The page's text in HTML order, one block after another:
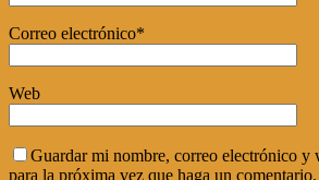
Correo electrónico*
Web
Guardar mi nombre, correo electrónico y
para la próxima vez que haga un comentario.